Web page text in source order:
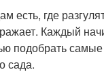
есть, где
Каждый
подобрать
сада.